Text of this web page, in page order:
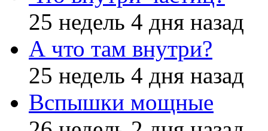
25 недель 4 дня назад
А что там внутри?
25 недель 4 дня назад
Вспышки мощные